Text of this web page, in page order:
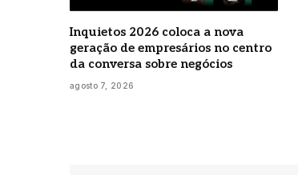
Inquietos 2026 coloca a nova
geração de empresários no centro
da conversa sobre negócios
agosto 7, 2026